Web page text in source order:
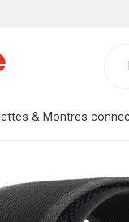
& Montres